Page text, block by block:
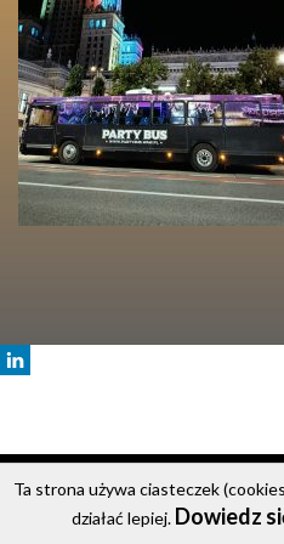
© 2020
Strona główna
Oferta
Ta strona używa ciasteczek
działać lepiej. Dowiedz